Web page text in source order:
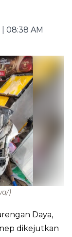
08:38 AM
)
Daya,
dikejutkan